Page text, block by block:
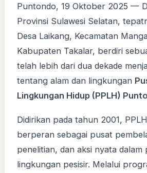
Puntondo, 19 Oktober 2025 —
Provinsi Sulawesi Selatan,
Desa Laikang, Kecamatan
Kabupaten Takalar, berdiri
telah lebih dari dua dekade
tentang alam dan lingkungan
Lingkungan Hidup (PPLH)
Didirikan pada tahun 2001,
berperan sebagai pusat
penelitian, dan aksi nyata dalam
lingkungan pesisir. Melalui